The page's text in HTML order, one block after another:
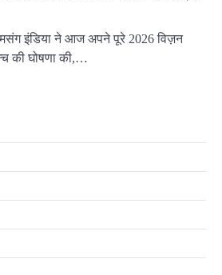
इंडिया ने आज अपने पूरे 2026 विज़न
की घोषणा की,…